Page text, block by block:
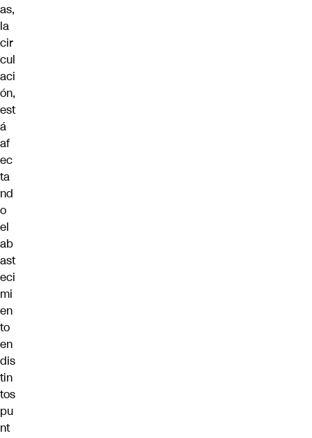
as,
la
cir
cul
aci
ón,
est
á
af
ec
ta
nd
o
el
ab
ast
eci
mi
en
to
en
dis
tin
tos
pu
nt